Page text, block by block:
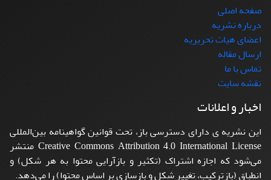
صفحه اصلی
درباره نشریه
اعضای هیات تحریریه
ارسال مقاله
تماس با ما
نقشه سایت
اخبار و اعلانات
این نشریه ی دارای دسترسی باز، تحت قوانین گواهینامه بین‌المللی
Creative Commons Attribution 4.0 International License منتشر
می‌شود که اجازه اشتراک (تکثیر و بازآرایی محتوا به هر شکل) و
انطباق (بازترکیب، تغییر شکل و بازسازی بر اساس محتوا) را می‌دهد.